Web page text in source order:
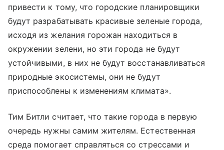
привести к тому, что городские планировщики
будут разрабатывать красивые зеленые города,
исходя из желания горожан находиться в
окружении зелени, но эти города не будут
устойчивыми, в них не будут восстанавливаться
природные экосистемы, они не будут
приспособлены к изменениям климата».
Тим Битли считает, что такие города в первую
очередь нужны самим жителям. Естественная
среда помогает справляться со стрессами и